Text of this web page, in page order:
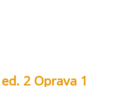
2 Oprava 1